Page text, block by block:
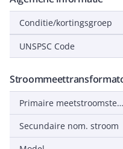
Conditie/kortingsgroep
UNSPSC Code
Primaire meetstroomsterkte In
Secundaire nom. stroom